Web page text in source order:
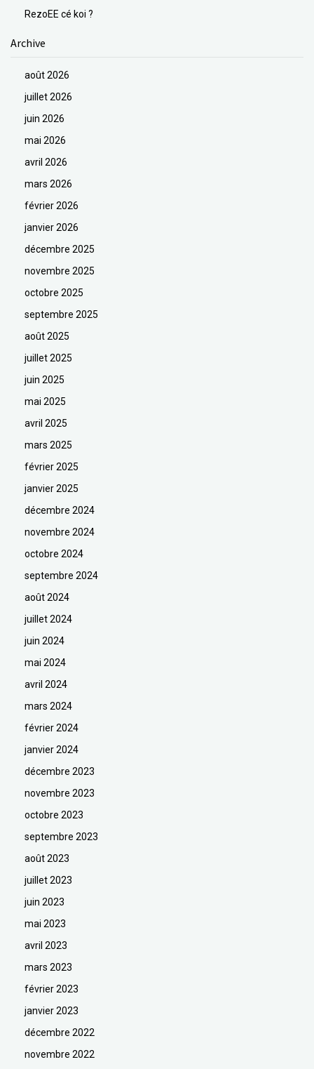
RezoEE cé koi ?
Archive
août 2026
juillet 2026
juin 2026
mai 2026
avril 2026
mars 2026
février 2026
janvier 2026
décembre 2025
novembre 2025
octobre 2025
septembre 2025
août 2025
juillet 2025
juin 2025
mai 2025
avril 2025
mars 2025
février 2025
janvier 2025
décembre 2024
novembre 2024
octobre 2024
septembre 2024
août 2024
juillet 2024
juin 2024
mai 2024
avril 2024
mars 2024
février 2024
janvier 2024
décembre 2023
novembre 2023
octobre 2023
septembre 2023
août 2023
juillet 2023
juin 2023
mai 2023
avril 2023
mars 2023
février 2023
janvier 2023
décembre 2022
novembre 2022